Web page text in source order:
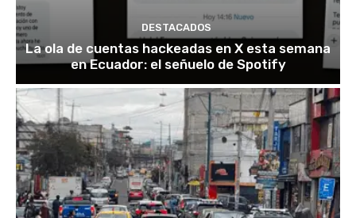
DESTACADOS
La ola de cuentas hackeadas en X esta semana
en Ecuador: el señuelo de Spotify